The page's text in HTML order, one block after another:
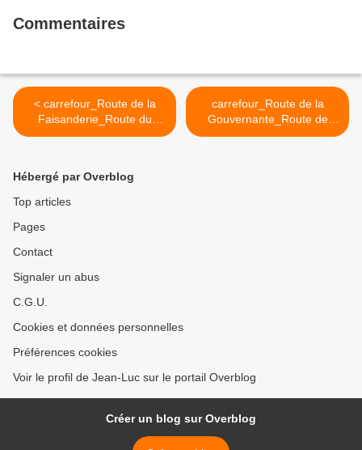
Commentaires
< carrefour_Route de la
Faisanderie_Route du
Carandeau
carrefour_Route de la
Gouvernante_Route de
Royallieu >
Hébergé par Overblog
Top articles
Pages
Contact
Signaler un abus
C.G.U.
Cookies et données personnelles
Préférences cookies
Voir le profil de Jean-Luc sur le portail Overblog
Créer un blog sur Overblog